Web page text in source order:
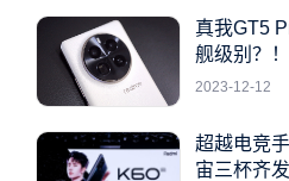
真我GT5
舰级别？！
2023-12-12
超越电竞
宙三杯齐